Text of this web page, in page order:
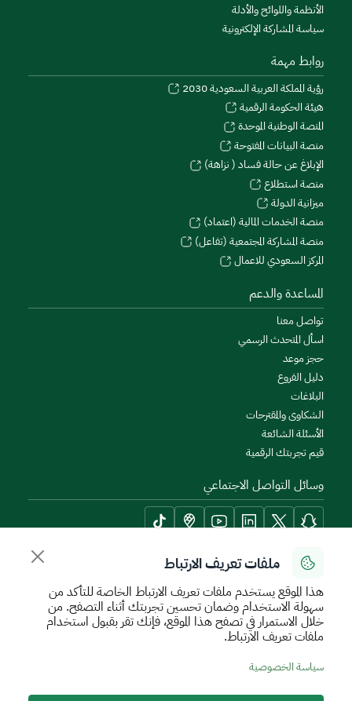
ملفات تعريف الارتباط
هذا الموقع يستخدم ملفات تعريف الارتباط الخاصة للتأكد من
سهولة الاستخدام وضمان تحسين تجربتك أثناء التصفح. من
خلال الاستمرار في تصفح هذا الموقع، فإنك تقر بقبول استخدام
ملفات تعريف الارتباط.
سياسة الخصوصية
الأنظمة واللوائح والأدلة
سياسة المشاركة الإلكترونية
روابط مهمة
رؤية المملكة العربية السعودية 2030
هيئة الحكومة الرقمية
المنصة الوطنية الموحدة
منصة البيانات المفتوحة
الإبلاغ عن حالة فساد ( نزاهة)
منصة استطلاع
ميزانية الدولة
منصة الخدمات المالية (اعتماد)
منصة المشاركة المجتمعية (تفاعل)
المركز السعودي للاعمال
المساعدة والدعم
تواصل معنا
اسأل المتحدث الرسمي
حجز موعد
دليل الفروع
البلاغات
الشكاوى والمقترحات
الأسئلة الشائعة
قيم تجربتك الرقمية
وسائل التواصل الاجتماعي
أدوات الإتاحة وامكانية الوصول
سياسة الإستخدام الآمن